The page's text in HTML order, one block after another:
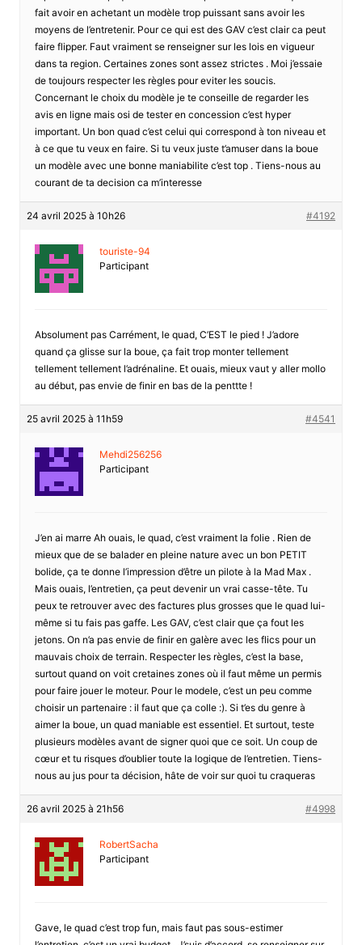
fait avoir en achetant un modèle trop puissant sans avoir les
moyens de l’entretenir. Pour ce qui est des GAV c’est clair ca peut
faire flipper. Faut vraiment se renseigner sur les lois en vigueur
dans ta region. Certaines zones sont assez strictes . Moi j’essaie
de toujours respecter les règles pour eviter les soucis.
Concernant le choix du modèle je te conseille de regarder les
avis en ligne mais osi de tester en concession c’est hyper
important. Un bon quad c’est celui qui correspond à ton niveau et
à ce que tu veux en faire. Si tu veux juste t’amuser dans la boue
un modèle avec une bonne maniabilite c’est top . Tiens-nous au
courant de ta decision ca m’interesse
24 avril 2025 à 10h26 #4192
touriste-94
Participant
Absolument pas Carrément, le quad, C’EST le pied ! J’adore
quand ça glisse sur la boue, ça fait trop monter tellement
tellement tellement l’adrénaline. Et ouais, mieux vaut y aller mollo
au début, pas envie de finir en bas de la penttte !
25 avril 2025 à 11h59 #4541
Mehdi256256
Participant
J’en ai marre Ah ouais, le quad, c’est vraiment la folie . Rien de
mieux que de se balader en pleine nature avec un bon PETIT
bolide, ça te donne l’impression d’être un pilote à la Mad Max .
Mais ouais, l’entretien, ça peut devenir un vrai casse-tête. Tu
peux te retrouver avec des factures plus grosses que le quad lui-
même si tu fais pas gaffe. Les GAV, c’est clair que ça fout les
jetons. On n’a pas envie de finir en galère avec les flics pour un
mauvais choix de terrain. Respecter les règles, c’est la base,
surtout quand on voit cretaines zones où il faut même un permis
pour faire jouer le moteur. Pour le modele, c’est un peu comme
choisir un partenaire : il faut que ça colle :). Si t’es du genre à
aimer la boue, un quad maniable est essentiel. Et surtout, teste
plusieurs modèles avant de signer quoi que ce soit. Un coup de
cœur et tu risques d’oublier toute la logique de l’entretien. Tiens-
nous au jus pour ta décision, hâte de voir sur quoi tu craqueras
26 avril 2025 à 21h56 #4998
RobertSacha
Participant
Gave, le quad c’est trop fun, mais faut pas sous-estimer